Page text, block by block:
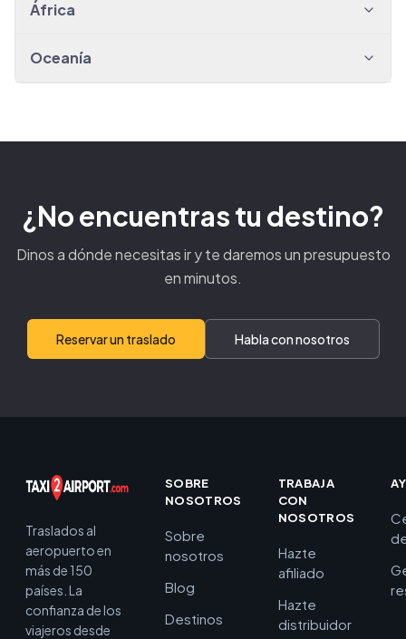
África
Oceanía
¿No encuentras tu destino?
Dinos a dónde necesitas ir y te daremos un presupuesto
en minutos.
Reservar un traslado Habla con nosotros
Traslados al
aeropuerto en
más de 150
países. La
confianza de los
viajeros desde
SOBRE
NOSOTROS
Sobre
nosotros
Blog
Destinos
TRABAJA
CON
NOSOTROS
Hazte
afiliado
Hazte
distribuidor